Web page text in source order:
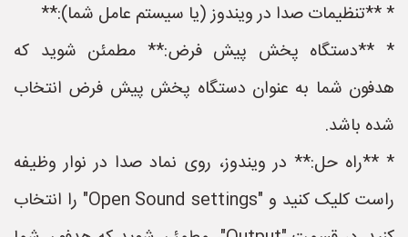
* **تنظیمات صدا در ویندوز (یا سیستم عامل شما):**
* **دستگاه پخش پیش فرض:** مطمئن شوید که
هدفون شما به عنوان دستگاه پخش پیش فرض انتخاب
شده باشد.
* **راه حل:** در ویندوز، روی نماد صدا در نوار وظیفه
راست کلیک کنید و "Open Sound settings" را انتخاب